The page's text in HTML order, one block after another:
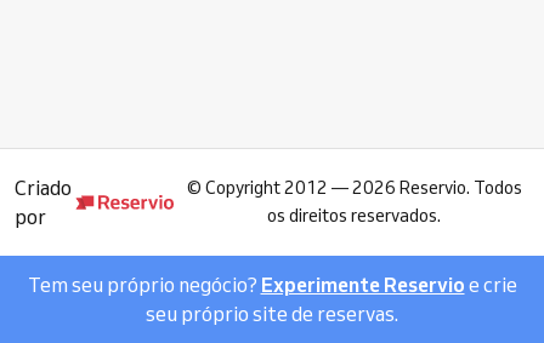
Criado
por
© Copyright 2012 — 2026 Reservio. Todos
os direitos reservados.
Tem seu próprio negócio? Experimente Reservio e crie
seu próprio site de reservas.